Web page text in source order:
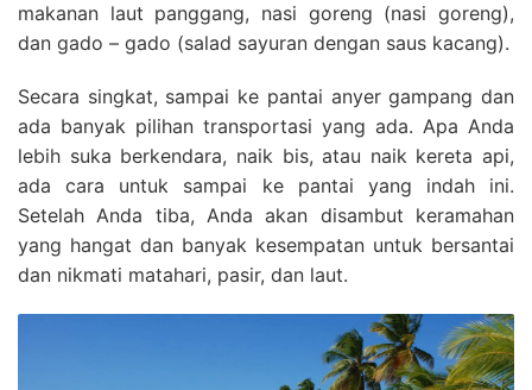
makanan laut panggang, nasi goreng (nasi goreng),
dan gado – gado (salad sayuran dengan saus kacang).
Secara singkat, sampai ke pantai anyer gampang dan
ada banyak pilihan transportasi yang ada. Apa Anda
lebih suka berkendara, naik bis, atau naik kereta api,
ada cara untuk sampai ke pantai yang indah ini.
Setelah Anda tiba, Anda akan disambut keramahan
yang hangat dan banyak kesempatan untuk bersantai
dan nikmati matahari, pasir, dan laut.